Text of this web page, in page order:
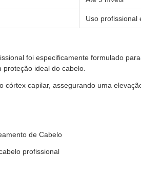
Uso profissional
foi especificamente formulado para
ideal do cabelo.
córtex capilar, assegurando uma
de Cabelo
profissional